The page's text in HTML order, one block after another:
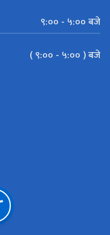
९:०० - ५:०० बजे
( ९:०० - ५:०० ) बजे